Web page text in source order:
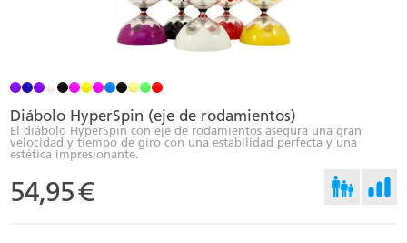
Diábolo HyperSpin (eje de rodamientos)
El diábolo HyperSpin con eje de rodamientos asegura una gran
velocidad y tiempo de giro con una estabilidad perfecta y una
estética impresionante.
54,95€